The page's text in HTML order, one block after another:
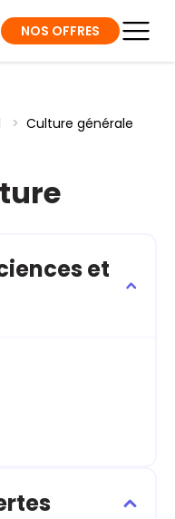
NOS OFFRES
> Culture générale
et